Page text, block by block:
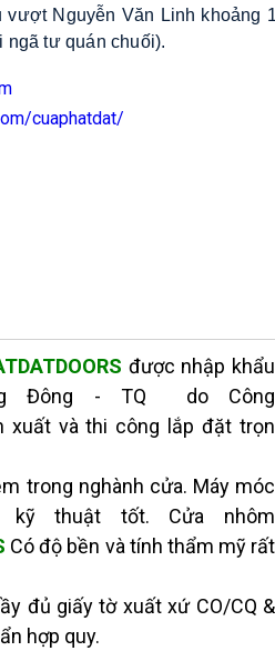
vượt Nguyễn Văn Linh khoảng
tư quán chuối).
cuaphatdat/
được nhập khẩu
Đông - TQ do Công
xuất và thi công lắp đặt trọn
trong nghành cửa. Máy móc
thuật tốt. Cửa nhôm
Có độ bền và tính thẩm mỹ rất
đủ giấy tờ xuất xứ CO/CQ &
hợp quy.